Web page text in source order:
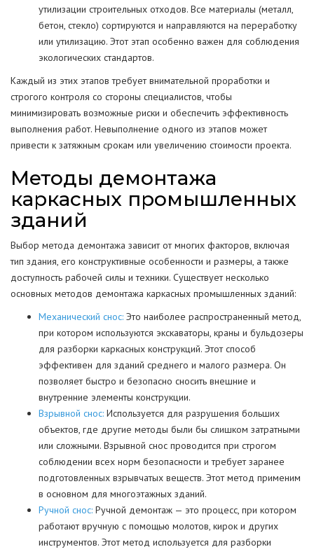
утилизации строительных отходов. Все материалы (металл,
бетон, стекло) сортируются и направляются на переработку
или утилизацию. Этот этап особенно важен для соблюдения
экологических стандартов.
Каждый из этих этапов требует внимательной проработки и
строгого контроля со стороны специалистов, чтобы
минимизировать возможные риски и обеспечить эффективность
выполнения работ. Невыполнение одного из этапов может
привести к затяжным срокам или увеличению стоимости проекта.
Методы демонтажа
каркасных промышленных
зданий
Выбор метода демонтажа зависит от многих факторов, включая
тип здания, его конструктивные особенности и размеры, а также
доступность рабочей силы и техники. Существует несколько
основных методов демонтажа каркасных промышленных зданий:
Механический снос: Это наиболее распространенный метод,
при котором используются экскаваторы, краны и бульдозеры
для разборки каркасных конструкций. Этот способ
эффективен для зданий среднего и малого размера. Он
позволяет быстро и безопасно сносить внешние и
внутренние элементы конструкции.
Взрывной снос: Используется для разрушения больших
объектов, где другие методы были бы слишком затратными
или сложными. Взрывной снос проводится при строгом
соблюдении всех норм безопасности и требует заранее
подготовленных взрывчатых веществ. Этот метод применим
в основном для многоэтажных зданий.
Ручной снос: Ручной демонтаж — это процесс, при котором
работают вручную с помощью молотов, кирок и других
инструментов. Этот метод используется для разборки